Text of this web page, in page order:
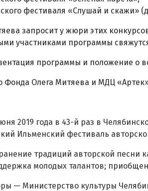
фестиваля «Слушай и скажи»
запросит у жюри этих
участниками программы
программы и положение о
Фонда Олега Митяева и МДЦ «Артек»
2019 года в 43-й раз в
Ильменский фестиваль
традиций авторской песни
молодых талантов;
— Министерство культуры